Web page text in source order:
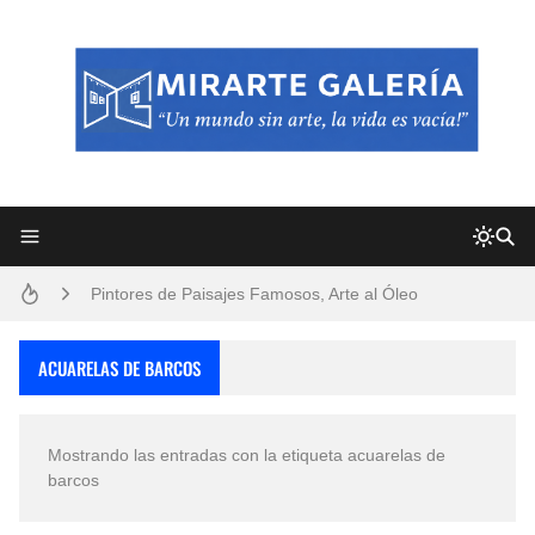
Pintores de Paisajes Famosos, Arte al Óleo
ACUARELAS DE BARCOS
Mostrando las entradas con la etiqueta acuarelas de
barcos